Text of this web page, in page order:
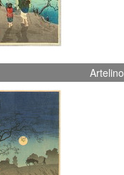
Artelino